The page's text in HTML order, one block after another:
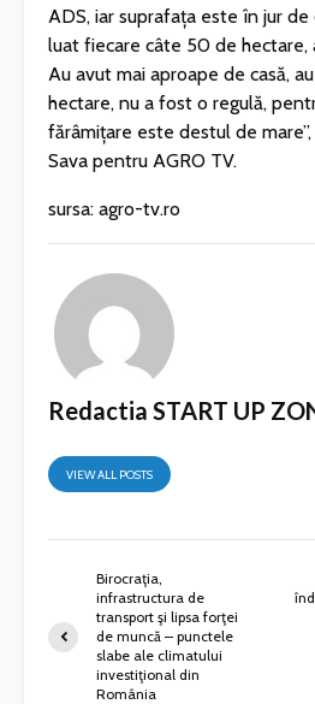
ADS, iar suprafața este în jur
luat fiecare câte 50 de hectare,
Au avut mai aproape de casă,
hectare, nu a fost o regulă,
fărâmițare este destul de
Sava pentru AGRO TV.
sursa: agro-tv.ro
Redactia START UP
VIEW ALL POSTS
Birocraţia,
infrastructura de
transport şi lipsa forţei
de muncă – punctele
slabe ale climatului
investiţional din
România